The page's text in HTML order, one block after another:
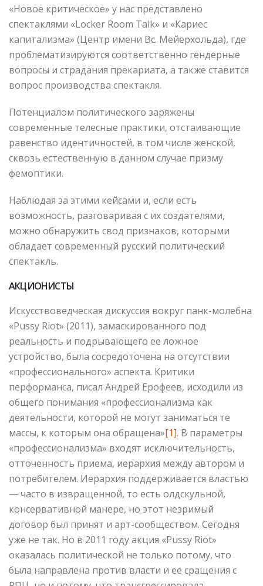
«Новое критическое» у нас представлено
спектаклями «Locker Room Talk» и «Кариес
капитализма» (Центр имени Вс. Мейерхольда), где
проблематизируются соответственно гендерные
вопросы и страдания прекариата, а также ставится
вопрос производства спектакля.
Потенциалом политического заряжены
современные телесные практики, отстаивающие
равенство идентичностей, в том числе женской,
сквозь естественную в данном случае призму
фемоптики.
Наблюдая за этими кейсами и, если есть
возможность, разговаривая с их создателями,
можно обнаружить свод признаков, которыми
обладает современный русский политический
спектакль.
АКЦИОНИСТЫ
Искусствоведческая дискуссия вокруг панк-молебна
«Pussy Riot» (2011), замаскированного под
реальность и подрывающего ее ложное
устройство, была сосредоточена на отсутствии
«профессионального» аспекта. Критики
перформанса, писал Андрей Ерофеев, исходили из
общего понимания «профессионализма как
деятельности, которой не могут заниматься те
массы, к которым она обращена»[1]. В параметры
«профессионализма» входят исключительность,
отточенность приема, иерархия между автором и
потребителем. Иерархия поддерживается властью
— часто в извращенной, то есть олдскульной,
консервативной манере, но этот незримый
договор был принят и арт-сообществом. Сегодня
уже не так. Но в 2011 году акция «Pussy Riot»
оказалась политической не только потому, что
была направлена против власти и ее сращения с